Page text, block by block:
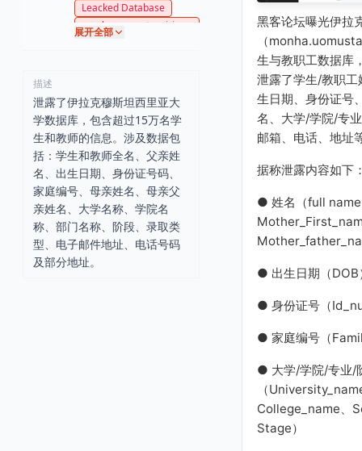
Leacked Database
monha.uomustansiriya
h.edu.iq
展开全部
描述
泄露了伊拉克穆斯坦西里亚大
学数据库，包含超过15万名学
生和教师的信息。涉及数据包
括：学生和教师全名、父亲姓
名、出生日期、身份证号码、
家庭编号、母亲姓名、母亲父
亲姓名、大学名称、学院名
称、部门名称、阶段、录取类
型、电子邮件地址、电话号码
及部分地址。
黑客论坛曝光伊拉
（
生与教职工数据库
泄露了学生/教职
生日期、身份证号
名、大学/学院/专
邮箱、电话、地址
据称泄露内容如下
● 姓名（full
● 出生日期（DOB
● 身份证号（
● 家庭编号（
● 大学/学院/专业/
（
College_name、
Stage）